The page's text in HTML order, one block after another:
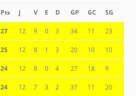
Pts J V E D GP GC SG
27 12 9 0 3 34 11 23
25 12 8 1 3 20 10 10
24 12 8 0 4 27 18 9
24 12 7 3 2 31 11 20